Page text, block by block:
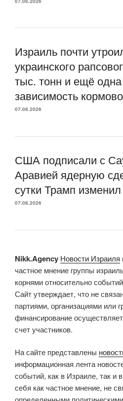
Израиль почти
украинского
тыс. тонн и ещё
зависимость
07.08.2026
США подписали с
Аравией ядерную
сутки Трамп
07.08.2026
Nikk.Agency Новости Израиля
частное мнение группы
корнями относительно
Сайт утверждает, что не
партиями, организациями или
финансирование
счет участников.
На сайте представлены
информационная лента
событий, как в Израиле, так и
себя как частное мнение, не